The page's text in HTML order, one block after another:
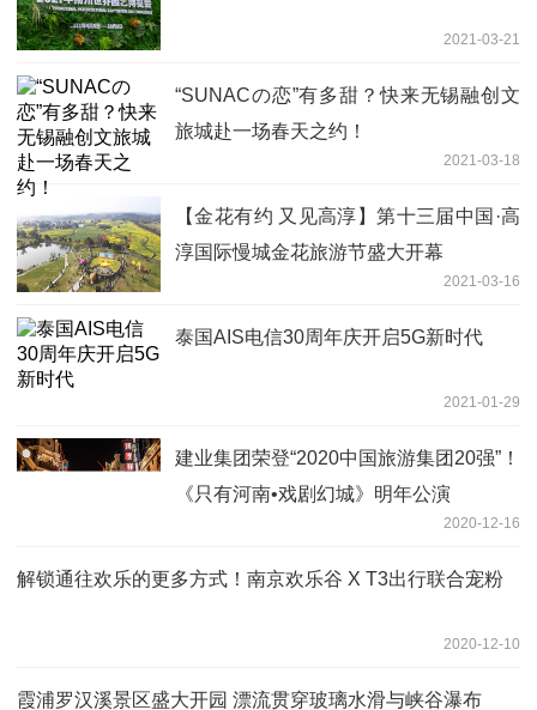
2021-03-21
“SUNACの恋”有多甜？快来无锡融创文
旅城赴一场春天之约！
2021-03-18
【金花有约 又见高淳】第十三届中国·高
淳国际慢城金花旅游节盛大开幕
2021-03-16
泰国AIS电信30周年庆开启5G新时代
2021-01-29
建业集团荣登“2020中国旅游集团20强”！
《只有河南•戏剧幻城》明年公演
2020-12-16
解锁通往欢乐的更多方式！南京欢乐谷 X T3出行联合宠粉
2020-12-10
霞浦罗汉溪景区盛大开园 漂流贯穿玻璃水滑与峡谷瀑布